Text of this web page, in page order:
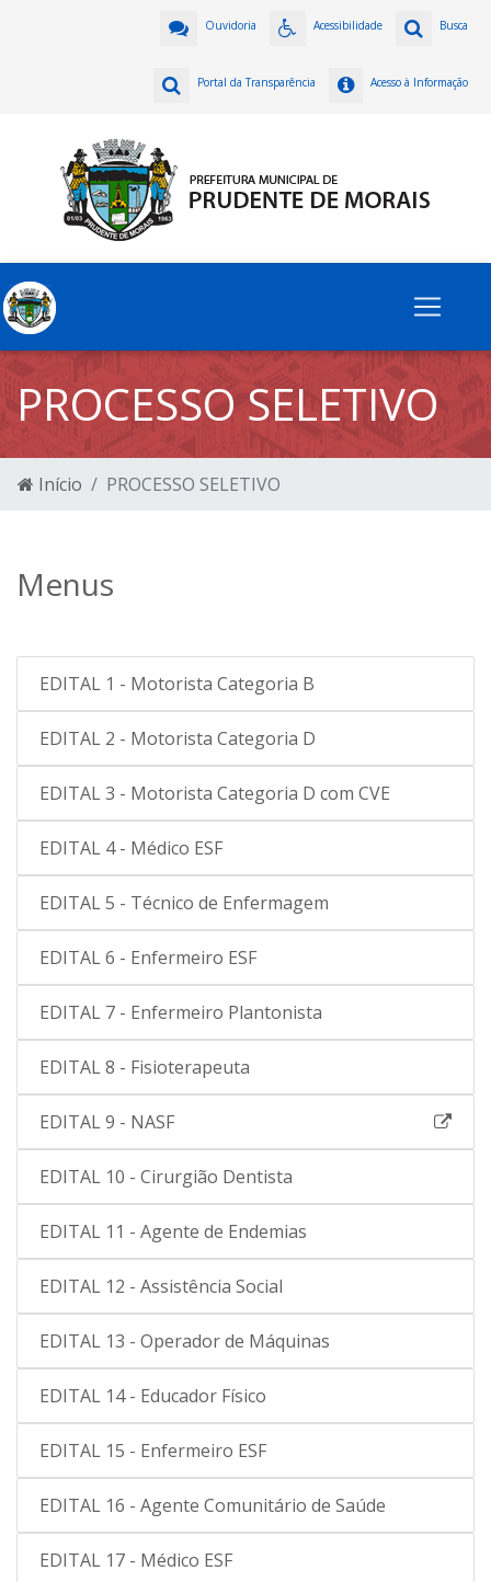
Busca
Acessibilidade
Ouvidoria
Acesso à Informação
Portal da Transparência
PROCESSO SELETIVO
Início PROCESSO SELETIVO
Menus
EDITAL 1 - Motorista Categoria B
EDITAL 2 - Motorista Categoria D
EDITAL 3 - Motorista Categoria D com CVE
EDITAL 4 - Médico ESF
EDITAL 5 - Técnico de Enfermagem
EDITAL 6 - Enfermeiro ESF
EDITAL 7 - Enfermeiro Plantonista
EDITAL 8 - Fisioterapeuta
EDITAL 9 - NASF
EDITAL 10 - Cirurgião Dentista
EDITAL 11 - Agente de Endemias
EDITAL 12 - Assistência Social
EDITAL 13 - Operador de Máquinas
EDITAL 14 - Educador Físico
EDITAL 15 - Enfermeiro ESF
EDITAL 16 - Agente Comunitário de Saúde
EDITAL 17 - Médico ESF